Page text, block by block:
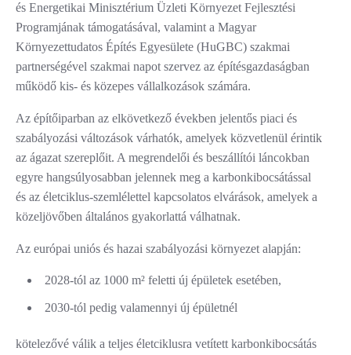
és Energetikai Minisztérium Üzleti Környezet Fejlesztési
Programjának támogatásával, valamint a Magyar
Környezettudatos Építés Egyesülete (HuGBC) szakmai
partnerségével szakmai napot szervez az építésgazdaságban
működő kis- és közepes vállalkozások számára.
Az építőiparban az elkövetkező években jelentős piaci és
szabályozási változások várhatók, amelyek közvetlenül érintik
az ágazat szereplőit. A megrendelői és beszállítói láncokban
egyre hangsúlyosabban jelennek meg a karbonkibocsátással
és az életciklus-szemlélettel kapcsolatos elvárások, amelyek a
közeljövőben általános gyakorlattá válhatnak.
Az európai uniós és hazai szabályozási környezet alapján:
2028-tól az 1000 m² feletti új épületek esetében,
2030-tól pedig valamennyi új épületnél
kötelezővé válik a teljes életciklusra vetített karbonkibocsátás